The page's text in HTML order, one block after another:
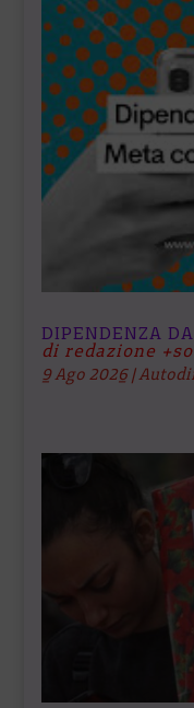
DIPENDENZA
di redazione
9 Ago 2026|